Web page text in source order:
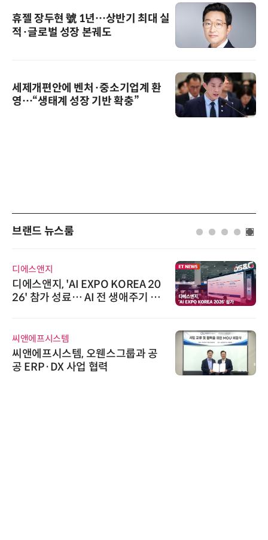
휴젤 장두현 號 1년…상반기 최대 실
적·글로벌 성장 본궤도
세제개편안에 벤처·중소기업계 환
영…“생태계 성장 기반 확충”
브랜드 뉴스룸
KOREA 20
생애주기 아
스그룹과 공
비쉐이
비쉐이, 모든 주요 리
원하는 TSOP15300
로옴세미컨덕터코리아
로옴, 발진 출력 4배
라헤르츠파 발진 디바